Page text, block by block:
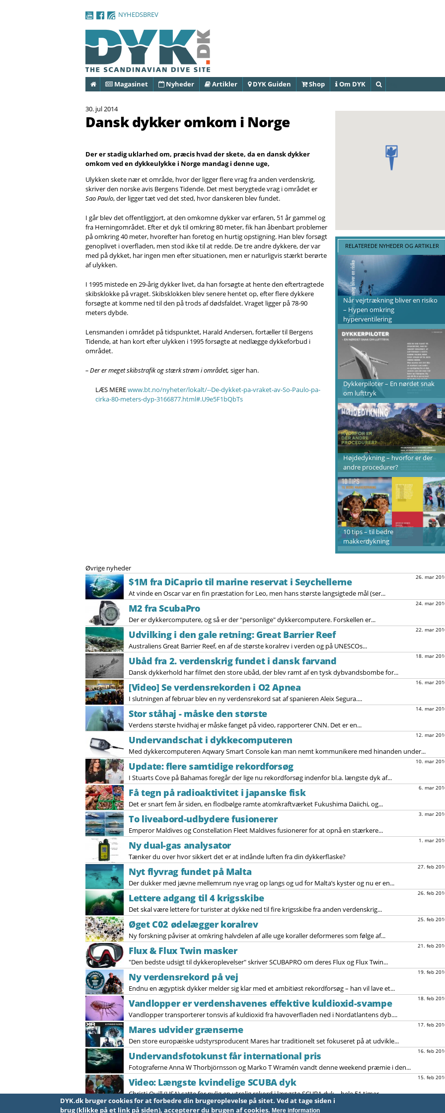
NYHEDSBREV
ForsideMagasinet Nyheder Artikler DYK Guiden Shop Om DYK
30. jul 2014
Dansk dykker omkom i Norge
Der er stadig uklarhed om, præcis hvad der skete, da en dansk dykker
omkom ved en dykkeulykke i Norge mandag i denne uge,
Ulykken skete nær et område, hvor der ligger flere vrag fra anden verdenskrig,
skriver den norske avis Bergens Tidende. Det mest berygtede vrag i området er
Sao Paulo, der ligger tæt ved det sted, hvor danskeren blev fundet.
I går blev det offentliggjort, at den omkomne dykker var erfaren, 51 år gammel og
fra Herningområdet. Efter et dyk til omkring 80 meter, fik han åbenbart problemer
på omkring 40 meter, hvorefter han foretog en hurtig opstigning. Han blev forsøgt
genoplivet i overfladen, men stod ikke til at redde. De tre andre dykkere, der var
med på dykket, har ingen men efter situationen, men er naturligvis stærkt berørte
af ulykken.
I 1995 mistede en 29-årig dykker livet, da han forsøgte at hente den eftertragtede
skibsklokke på vraget. Skibsklokken blev senere hentet op, efter flere dykkere
forsøgte at komme ned til den på trods af dødsfaldet. Vraget ligger på 78-90
meters dybde.
Lensmanden i området på tidspunktet, Harald Andersen, fortæller til Bergens
Tidende, at han kort efter ulykken i 1995 forsøgte at nedlægge dykkeforbud i
området.
– Der er meget skibstrafik og stærk strøm i området, siger han.
LÆS MEREwww.bt.no/nyheter/lokalt/--De-dykket-pa-vraket-av-So-Paulo-pa-
cirka-80-meters-dyp-3166877.html#.U9e5F1bQbTs
RELATEREDE NYHEDER OG ARTIKLER
Når vejrtrækning bliver en risiko
– Hypen omkring
hyperventilering
Dykkerpiloter – En nørdet snak
om lufttryk
Højdedykning – hvorfor er der
andre procedurer?
10 tips – til bedre
makkerdykning
Øvrige nyheder
26. mar
$1M fra DiCaprio til marine reservat i Seychellerne
At vinde en Oscar var en fin præstation for Leo, men hans største langsigtede mål (ser...
24. mar
M2 fra ScubaPro
Der er dykkercomputere, og så er der "personlige" dykkercomputere. Forskellen er...
22. mar
Udvilking i den gale retning: Great Barrier Reef
Australiens Great Barrier Reef, en af de største koralrev i verden og på UNESCOs...
18. mar
Ubåd fra 2. verdenskrig fundet i dansk farvand
Dansk dykkerhold har filmet den store ubåd, der blev ramt af en tysk dybvandsbombe for...
16. mar
[Video] Se verdensrekorden i O2 Apnea
I slutningen af februar blev en ny verdensrekord sat af spanieren Aleix Segura....
14. mar
Stor ståhaj - måske den største
Verdens største hvidhaj er måske fanget på video, rapporterer CNN. Det er en...
12. mar
Undervandschat i dykkecomputeren
Med dykkercomputeren Aqwary Smart Console kan man nemt kommunikere med hinanden under...
10. mar
Update: flere samtidige rekordforsøg
I Stuarts Cove på Bahamas foregår der lige nu rekordforsøg indenfor bl.a. længste dyk af...
6. mar
Få tegn på radioaktivitet i japanske fisk
Det er snart fem år siden, en flodbølge ramte atomkraftværket Fukushima Daiichi, og...
3. mar
To liveabord-udbydere fusionerer
Emperor Maldives og Constellation Fleet Maldives fusionerer for at opnå en stærkere...
1. mar
Ny dual-gas analysator
Tænker du over hvor sikkert det er at indånde luften fra din dykkerflaske?
27. feb
Nyt flyvrag fundet på Malta
Der dukker med jævne mellemrum nye vrag op langs og ud for Malta’s kyster og nu er en...
26. feb
Lettere adgang til 4 krigsskibe
Det skal være lettere for turister at dykke ned til fire krigsskibe fra anden verdenskrig...
25. feb
Øget C02 ødelægger koralrev
Ny forskning påviser at omkring halvdelen af alle uge koraller deformeres som følge af...
21. feb
Flux & Flux Twin masker
"Den bedste udsigt til dykkeroplevelser" skriver SCUBAPRO om deres Flux og Flux Twin...
19. feb
Ny verdensrekord på vej
Endnu en ægyptisk dykker melder sig klar med et ambitiøst rekordforsøg – han vil lave et...
18. feb
Vandlopper er verdenshavenes effektive kuldioxid-svampe
Vandlopper transporterer tonsvis af kuldioxid fra havoverfladen ned i Nordatlantens dyb....
17. feb
Mares udvider grænserne
Den store europæiske udstyrsproducent Mares har traditionelt set fokuseret på at udvikle...
16. feb
Undervandsfotokunst får international pris
Fotograferne Anna W Thorbjörnsson og Marko T Wramén vandt denne weekend præmie i den...
15. feb
Video: Længste kvindelige SCUBA dyk
Christi Quill (USA) satte for nylig en utrolig rekord i længste SCUBA dyk – hele 51 timer...
Sider
« første « forrige … 5 6 7 8 9 10 11 12 13 … næste » sidste »
DYK.dk bruger cookies for at forbedre din brugeroplevelse på sitet. Ved at tage siden i
brug (klikke på et link på siden), accepterer du brugen af cookies. Mere information